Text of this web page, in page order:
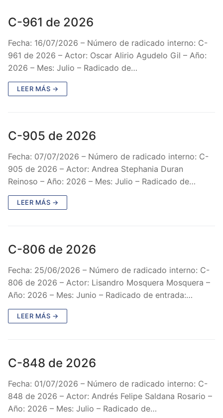
C-961 de 2026
Fecha: 16/07/2026 – Número de radicado interno: C-
961 de 2026 – Actor: Oscar Alirio Agudelo Gil – Año:
2026 – Mes: Julio – Radicado de…
LEER MÁS →
C-905 de 2026
Fecha: 07/07/2026 – Número de radicado interno: C-
905 de 2026 – Actor: Andrea Stephania Duran
Reinoso – Año: 2026 – Mes: Julio – Radicado de…
LEER MÁS →
C-806 de 2026
Fecha: 25/06/2026 – Número de radicado interno: C-
806 de 2026 – Actor: Lisandro Mosquera Mosquera –
Año: 2026 – Mes: Junio – Radicado de entrada:…
LEER MÁS →
C-848 de 2026
Fecha: 01/07/2026 – Número de radicado interno: C-
848 de 2026 – Actor: Andrés Felipe Saldana Rosario –
Año: 2026 – Mes: Julio – Radicado de…